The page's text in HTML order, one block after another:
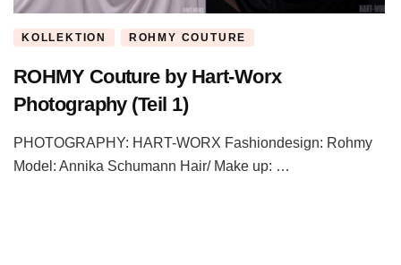
KOLLEKTION ROHMY COUTURE
ROHMY Couture by Hart-Worx
Photography (Teil 1)
PHOTOGRAPHY: HART-WORX Fashiondesign: Rohmy
Model: Annika Schumann Hair/ Make up: …